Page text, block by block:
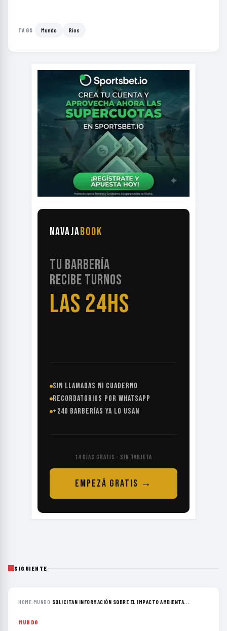
TAGS Mundo Ríos
NAVAJABOOK
TU BARBERÍA
RECIBE TURNOS
LAS 24HS
SIN LLAMADAS NI CUADERNO
RECORDATORIOS POR WHATSAPP
+240 BARBERÍAS YA LO USAN
14 DÍAS GRATIS · SIN TARJETA
EMPEZÁ GRATIS →
SIGUIENTE
HOME›MUNDO› SOLICITAN INFORMACIÓN SOBRE EL IMPACTO AMBIENTA...
MUNDO